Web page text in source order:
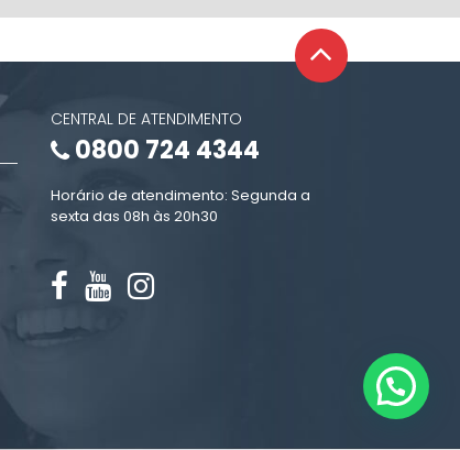
CENTRAL DE ATENDIMENTO
0800 724 4344
Horário de atendimento: Segunda a
sexta das 08h às 20h30